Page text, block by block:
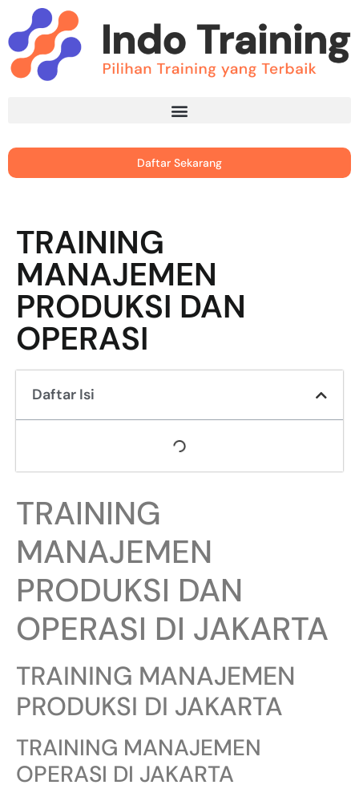
Daftar Sekarang
TRAINING
MANAJEMEN
PRODUKSI DAN
OPERASI
Daftar Isi
TRAINING
MANAJEMEN
PRODUKSI DAN
OPERASI DI JAKARTA
TRAINING MANAJEMEN
PRODUKSI DI JAKARTA
TRAINING MANAJEMEN
OPERASI DI JAKARTA